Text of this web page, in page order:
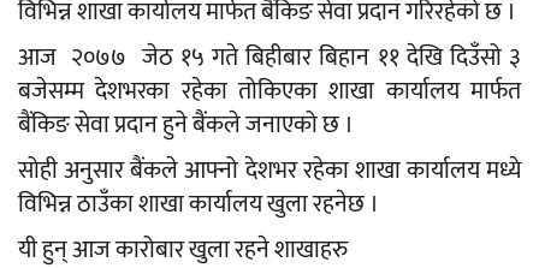
विभिन्न शाखा कार्यालय मार्फत बैंकिङ सेवा प्रदान गरिरहेको छ ।
आज २०७७ जेठ १५ गते बिहीबार बिहान ११ देखि दिउँसो ३
बजेसम्म देशभरका रहेका तोकिएका शाखा कार्यालय मार्फत
बैंकिङ सेवा प्रदान हुने बैंकले जनाएको छ ।
सोही अनुसार बैंकले आफ्नो देशभर रहेका शाखा कार्यालय मध्ये
विभिन्न ठाउँका शाखा कार्यालय खुला रहनेछ ।
यी हुन् आज कारोबार खुला रहने शाखाहरु